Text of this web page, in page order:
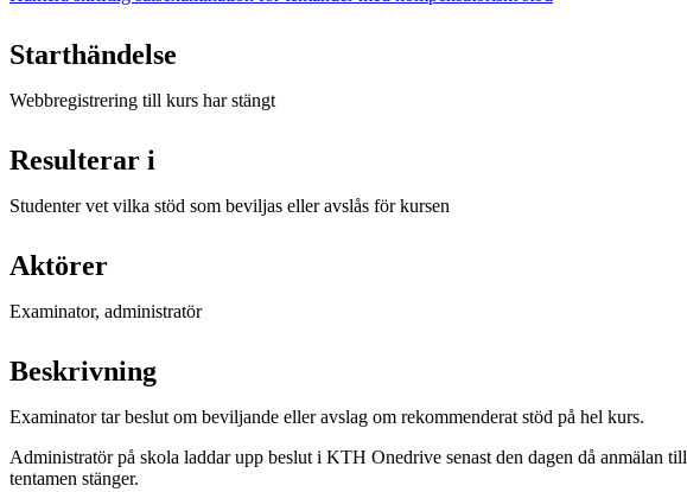
Starthändelse
Webbregistrering till kurs har stängt
Resulterar i
Studenter vet vilka stöd som beviljas eller avslås för kursen
Aktörer
Examinator, administratör
Beskrivning
Examinator tar beslut om beviljande eller avslag om rekommenderat stöd på hel kurs.
Administratör på skola laddar upp beslut i KTH Onedrive senast den dagen då anmälan till
tentamen stänger.